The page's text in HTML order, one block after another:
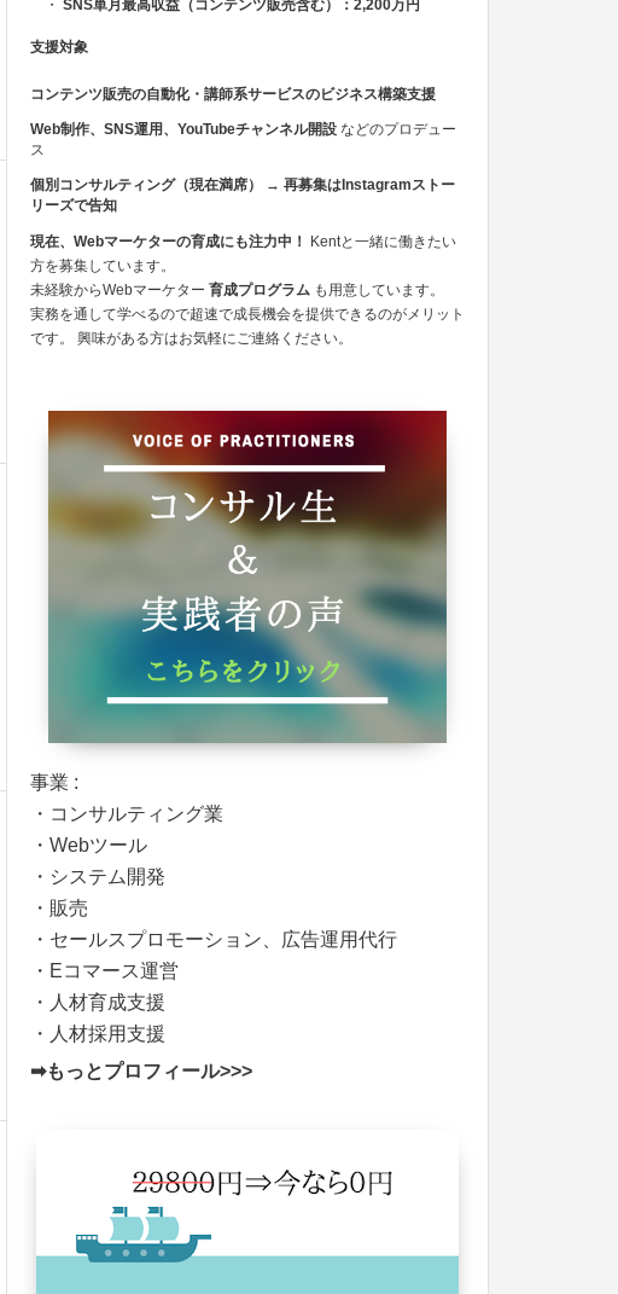
・ SNS単月最高収益（コンテンツ販売含む）：2,200万円
支援対象
コンテンツ販売の自動化・講師系サービスのビジネス構築支援
Web制作、SNS運用、YouTubeチャンネル開設 などのプロデュー
ス
個別コンサルティング（現在満席） → 再募集はInstagramストー
リーズで告知
現在、Webマーケターの育成にも注力中！
Kentと一緒に働きたい
方を募集しています。
未経験からWebマーケター 育成プログラム も用意しています。
実務を通して学べるので超速で成長機会を提供できるのがメリット
です。 興味がある方はお気軽にご連絡ください。
事業 :
・コンサルティング業
・Webツール
・システム開発
・販売
・セールスプロモーション、広告運用代行
・Eコマース運営
・人材育成支援
・人材採用支援
➡もっとプロフィール>>>